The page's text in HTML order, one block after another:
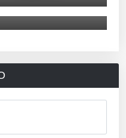
moto aventureira da